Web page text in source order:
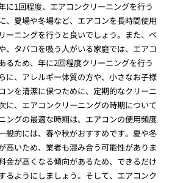
に1回程度、エアコンクリーニングを行う
、夏場や冬場など、エアコンを長時間使用
ーニングを行うと良いでしょう。また、ペ
、タバコを吸う人がいる家庭では、エアコ
るため、年に2回程度クリーニングを行う
に、アレルギー体質の方や、小さなお子様
ンを清潔に保つために、定期的なクリーニ
に、エアコンクリーニングの時期について
ングの最適な時期は、エアコンの使用頻度
般的には、春や秋がおすすめです。夏や冬
高いため、業者も混み合う可能性がありま
金が高くなる傾向があるため、できるだけ
るようにしましょう。そして、エアコンク